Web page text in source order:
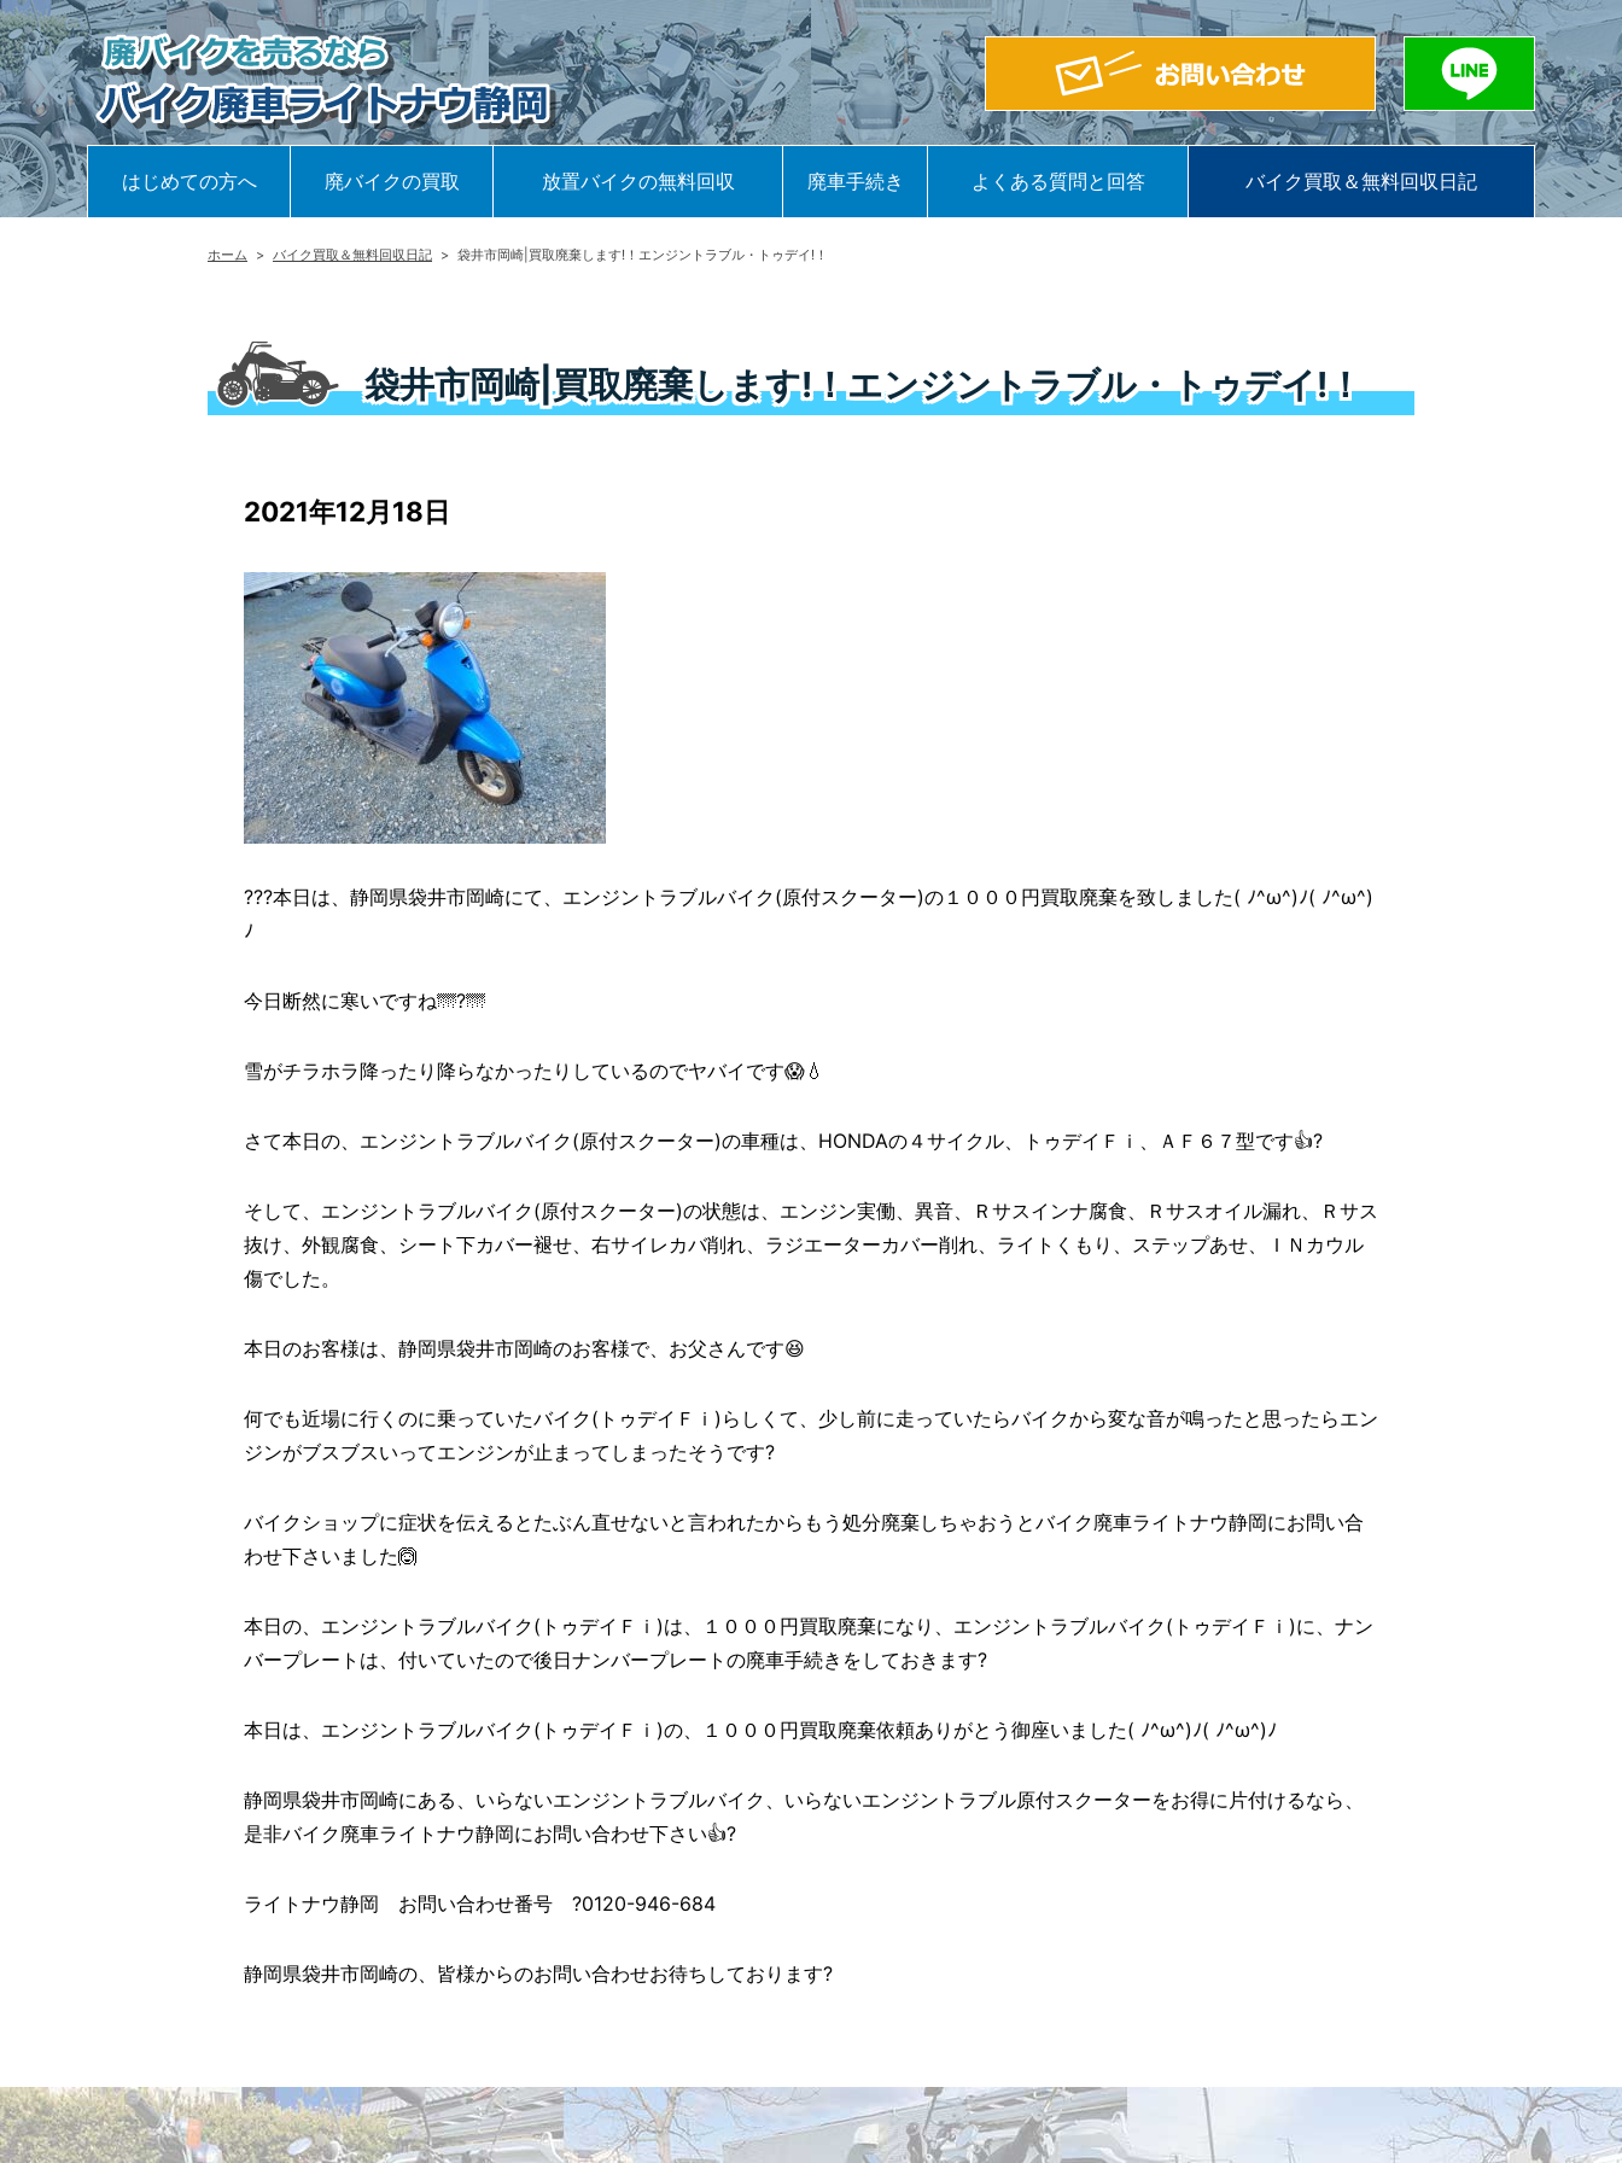
はじめての方へ 廃バイクの買取 放置バイクの無料回収 廃車手続き よくある質問と回答 バイク買取＆無料回収日記
ホーム > バイク買取＆無料回収日記 > 袋井市岡崎|買取廃棄します!！エンジントラブル・トゥデイ!！
袋井市岡崎|買取廃棄します!！エンジントラブル・トゥデイ!！
2021年12月18日
???本日は、静岡県袋井市岡崎にて、エンジントラブルバイク(原付スクーター)の１０００円買取廃棄を致しました( ﾉ^ω^)ﾉ( ﾉ^ω^)
ﾉ
今日断然に寒いですね🌁?🌁
雪がチラホラ降ったり降らなかったりしているのでヤバイです😱💧
さて本日の、エンジントラブルバイク(原付スクーター)の車種は、HONDAの４サイクル、トゥデイＦｉ、ＡＦ６７型です👍?
そして、エンジントラブルバイク(原付スクーター)の状態は、エンジン実働、異音、Ｒサスインナ腐食、Ｒサスオイル漏れ、Ｒサス
抜け、外観腐食、シート下カバー褪せ、右サイレカバ削れ、ラジエーターカバー削れ、ライトくもり、ステップあせ、ＩＮカウル
傷でした。
本日のお客様は、静岡県袋井市岡崎のお客様で、お父さんです😆
何でも近場に行くのに乗っていたバイク(トゥデイＦｉ)らしくて、少し前に走っていたらバイクから変な音が鳴ったと思ったらエン
ジンがブスブスいってエンジンが止まってしまったそうです?
バイクショップに症状を伝えるとたぶん直せないと言われたからもう処分廃棄しちゃおうとバイク廃車ライトナウ静岡にお問い合
わせ下さいました🙆
本日の、エンジントラブルバイク(トゥデイＦｉ)は、１０００円買取廃棄になり、エンジントラブルバイク(トゥデイＦｉ)に、ナン
バープレートは、付いていたので後日ナンバープレートの廃車手続きをしておきます?
本日は、エンジントラブルバイク(トゥデイＦｉ)の、１０００円買取廃棄依頼ありがとう御座いました( ﾉ^ω^)ﾉ( ﾉ^ω^)ﾉ
静岡県袋井市岡崎にある、いらないエンジントラブルバイク、いらないエンジントラブル原付スクーターをお得に片付けるなら、
是非バイク廃車ライトナウ静岡にお問い合わせ下さい👍?
ライトナウ静岡 お問い合わせ番号 ?0120-946-684
静岡県袋井市岡崎の、皆様からのお問い合わせお待ちしております?